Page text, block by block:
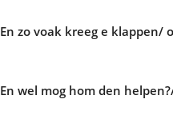
En zo voak kreeg e klappen/
En wel mog hom den